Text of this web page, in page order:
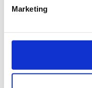
Marketing
Παράλληλα, ο ίδιος
Ευρώπης, της Αμερικής
Αυτή την περίοδο, ο
μέσω live streaming το